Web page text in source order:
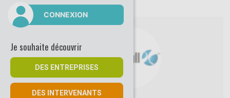
CONNEXION
Je souhaite découvrir
DES ENTREPRISES
DES INTERVENANTS